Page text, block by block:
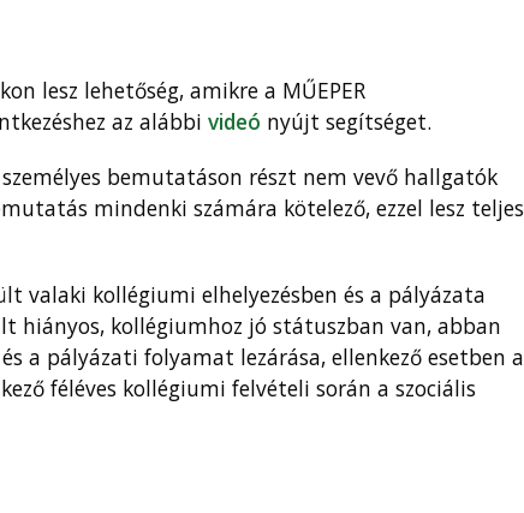
lesz lehetőség, amikre a MŰEPER
az alábbi videó nyújt segítséget.
bemutatáson részt nem vevő hallgatók
mindenki számára kötelező, ezzel lesz teljes
valaki kollégiumi elhelyezésben és a pályázata
hiányos, kollégiumhoz jó státuszban van, abban
a pályázati folyamat lezárása, ellenkező esetben a
féléves kollégiumi felvételi során a szociális